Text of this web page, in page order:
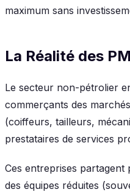
maximum sans
La Réalité des
Le secteur non-pétrolier
commerçants des
(coiffeurs, tailleurs,
prestataires de services
Ces entreprises partagent
des équipes réduites